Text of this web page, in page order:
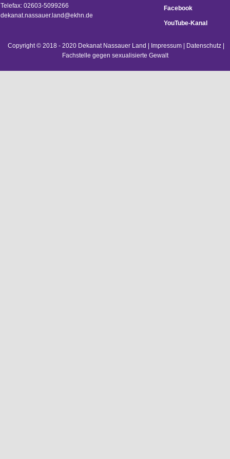
Telefax: 02603-5099266
dekanat.nassauer.land@ekhn.de
Facebook
YouTube-Kanal
Copyright © 2018 - 2020 Dekanat Nassauer Land | Impressum| Datenschutz|
Fachstelle gegen sexualisierte Gewalt